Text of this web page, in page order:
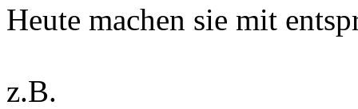
Heute machen sie mit
z.B.